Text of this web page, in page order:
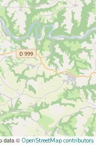
data © OpenStreetMap contributors